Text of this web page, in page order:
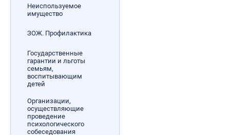
Неиспользуемое
имущество
ЗОЖ. Профилактика
Государственные
гарантии и льготы
семьям,
воспитывающим
детей
Организации,
осуществляющие
проведение
психологического
собеседования